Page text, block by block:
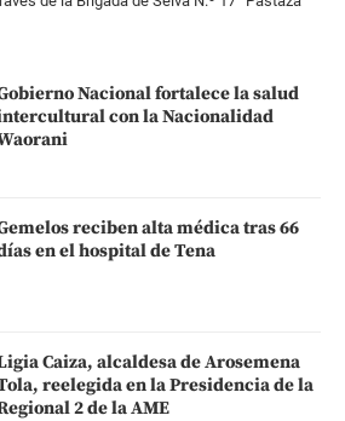
Nacional fortalece la salud
con la Nacionalidad
reciben alta médica tras 66
en el hospital de Tena
Caiza, alcaldesa de Arosemena
reelegida en la Presidencia de la
2 de la AME